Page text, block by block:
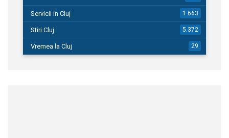
Servicii in Cluj 1.663
Stiri Cluj 5.372
Vremea la Cluj 29